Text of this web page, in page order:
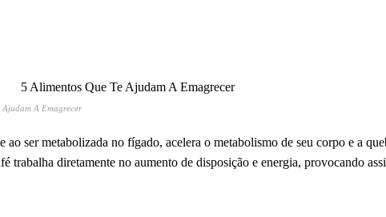
Ajudam A Emagrecer
ao ser metabolizada no fígado, acelera o metabolismo de seu corpo e a
trabalha diretamente no aumento de disposição e energia, provocando